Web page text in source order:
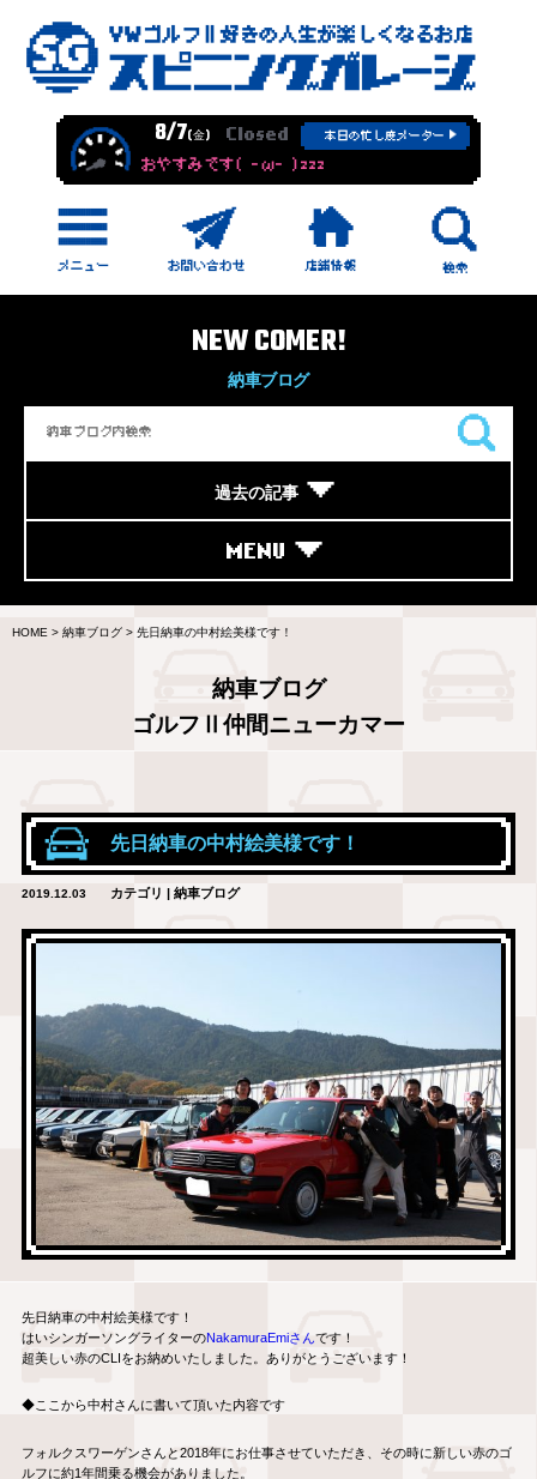
8/7(金) Closed 本日の忙し度メーター
おやすみです( -ω- )zzz
NEW COMER!
納車ブログ
過去の記事
MENU
HOME > 納車ブログ > 先日納車の中村絵美様です！
納車ブログ
ゴルフⅡ仲間ニューカマー
先日納車の中村絵美様です！
2019.12.03 カテゴリ | 納車ブログ
先日納車の中村絵美様です！
はいシンガーソングライターのNakamuraEmiさんです！
超美しい赤のCLIをお納めいたしました。ありがとうございます！
◆ここから中村さんに書いて頂いた内容です
フォルクスワーゲンさんと2018年にお仕事させていただき、その時に新しい赤のゴ
ルフに約1年間乗る機会がありました。